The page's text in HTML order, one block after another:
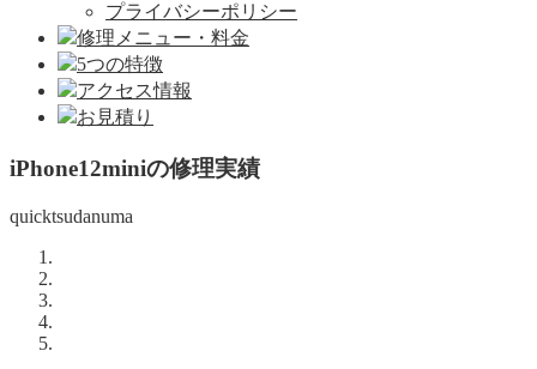
プライバシーポリシー
修理メニュー・料金
5つの特徴
アクセス情報
お見積り
iPhone12miniの修理実績
quicktsudanuma